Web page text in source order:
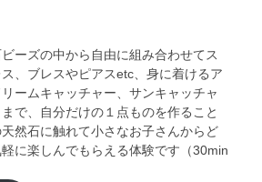
ーズの中から自由に組み合わせてス
、ブレスやピアスetc、身に着けるア
ームキャッチャー、サンキャッチャ
で、自分だけの１点ものを作ること
然石に触れて小さなお子さんからど
に楽しんでもらえる体験です（30min